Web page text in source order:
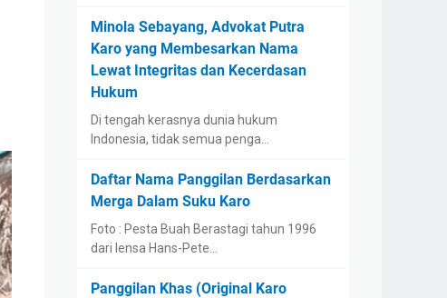
Minola Sebayang, Advokat Putra
Karo yang Membesarkan Nama
Lewat Integritas dan Kecerdasan
Hukum
Di tengah kerasnya dunia hukum
Indonesia, tidak semua penga…
Daftar Nama Panggilan Berdasarkan
Merga Dalam Suku Karo
Foto : Pesta Buah Berastagi tahun 1996
dari lensa Hans-Pete…
Panggilan Khas (Original Karo